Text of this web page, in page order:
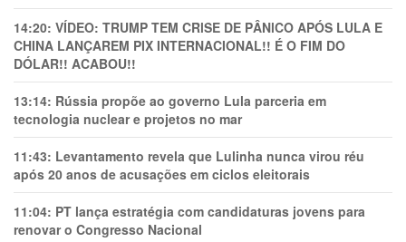
14:20: VÍDEO: TRUMP TEM CRlSE DE PÂNlCO APÓS LULA E
CHINA LANÇAREM PIX INTERNACIONAL!! É O FIM DO
DÓLAR!! ACABOU!!
13:14: Rússia propõe ao governo Lula parceria em
tecnologia nuclear e projetos no mar
11:43: Levantamento revela que Lulinha nunca virou réu
após 20 anos de acusações em ciclos eleitorais
11:04: PT lança estratégia com candidaturas jovens para
renovar o Congresso Nacional